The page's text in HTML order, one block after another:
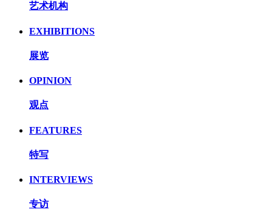
艺术机构
EXHIBITIONS
展览
OPINION
观点
FEATURES
特写
INTERVIEWS
专访